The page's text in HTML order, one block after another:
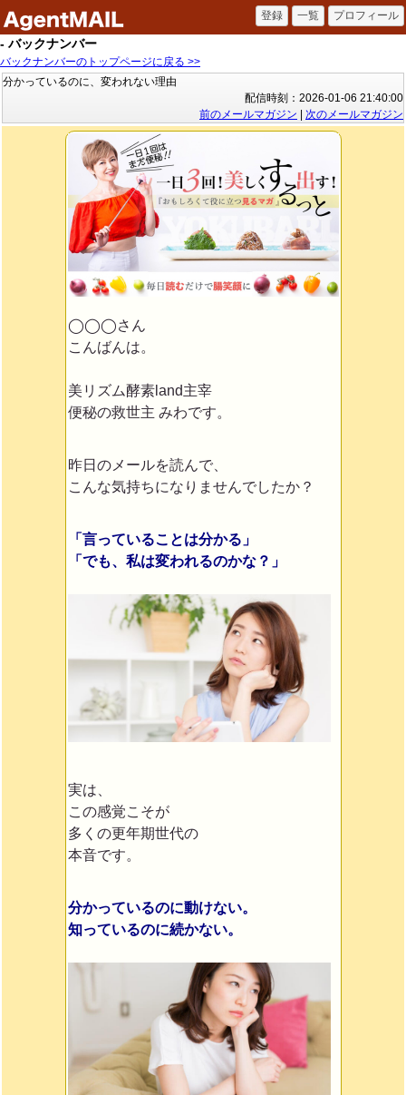
- バックナンバー
バックナンバーのトップページに戻る >>
分かっているのに、変われない理由
配信時刻：2026-01-06 21:40:00
前のメールマガジン
次のメールマガジン
◯◯◯さん
こんばんは。
美リズム酵素land主宰
便秘の救世主 みわです。
昨日のメールを読んで、
こんな気持ちになりませんでしたか？
「言っていることは分かる」
「でも、私は変われるのかな？」
実は、
この感覚こそが
多くの更年期世代の
本音です。
分かっているのに動けない。
知っているのに続かない。